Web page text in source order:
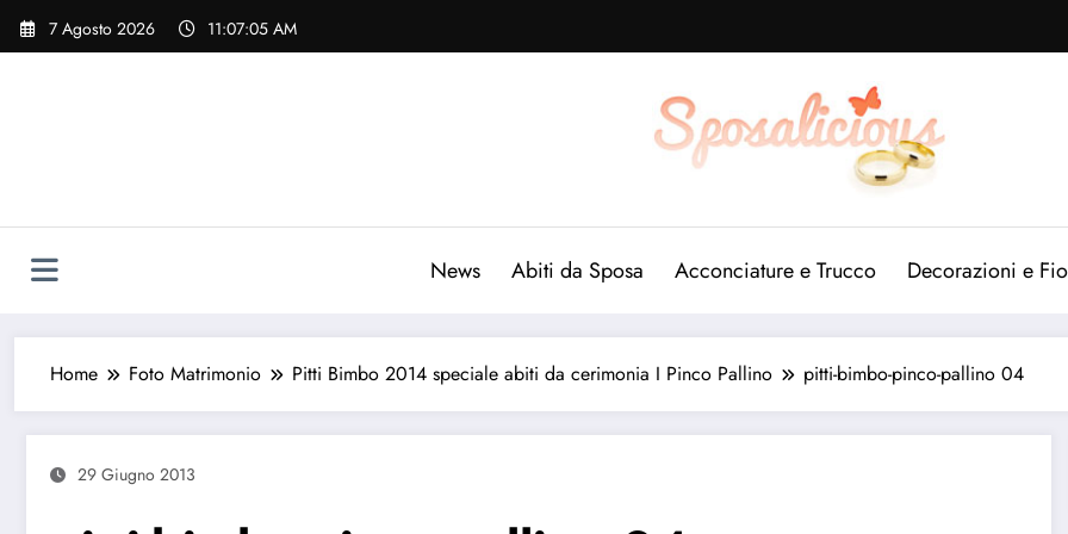
Vai
7 Agosto 2026 11:07:06 AM
News Abiti da Sposa Acconciature e Trucco Decorazioni e
Home Foto Matrimonio Pitti Bimbo 2014 speciale abiti da cerimonia I Pinco Pallino pitti-bimbo-pinco-pallino 04
29 Giugno 2013